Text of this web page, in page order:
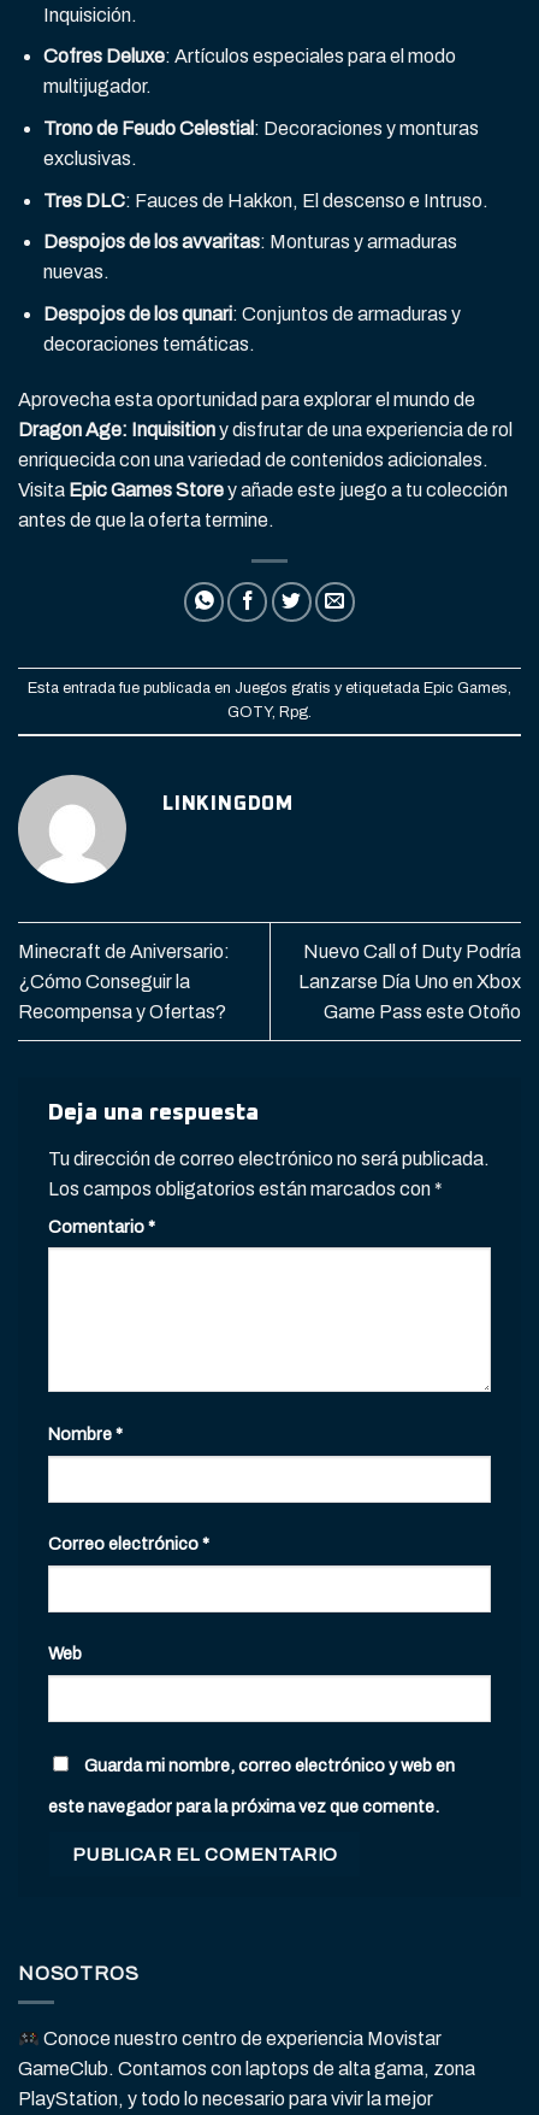
Inquisición.
Cofres Deluxe: Artículos especiales para el modo
multijugador.
Trono de Feudo Celestial: Decoraciones y monturas
exclusivas.
Tres DLC: Fauces de Hakkon, El descenso e Intruso.
Despojos de los avvaritas: Monturas y armaduras
nuevas.
Despojos de los qunari: Conjuntos de armaduras y
decoraciones temáticas.
Aprovecha esta oportunidad para explorar el mundo de
Dragon Age: Inquisitiony disfrutar de una experiencia de rol
enriquecida con una variedad de contenidos adicionales.
Visita Epic Games Storey añade este juego a tu colección
antes de que la oferta termine.
Esta entrada fue publicada en Juegos gratis y etiquetada Epic Games,
GOTY, Rpg.
LINKINGDOM
Minecraft de Aniversario:
¿Cómo Conseguir la
Recompensa y Ofertas?
Nuevo Call of Duty Podría
Lanzarse Día Uno en Xbox
Game Pass este Otoño
Deja una respuesta
Tu dirección de correo electrónico no será publicada.
Los campos obligatorios están marcados con*
Comentario*
Nombre*
Correo electrónico*
Web
Guarda mi nombre, correo electrónico y web en
este navegador para la próxima vez que comente.
NOSOTROS
Conoce nuestro centro de experiencia Movistar
GameClub. Contamos con laptops de alta gama, zona
PlayStation, y todo lo necesario para vivir la mejor